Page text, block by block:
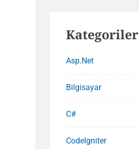
Kategoriler
Asp.Net
Bilgisayar
C#
CodeIgniter